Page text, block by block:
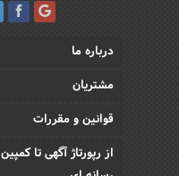
درباره ما
مشتریان
قوانین و مقررات
از رپورتاژ آگهی تا کمپین